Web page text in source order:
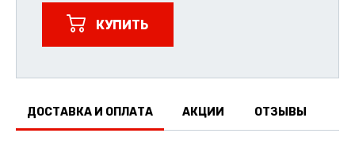
КУПИТЬ
ДОСТАВКА И ОПЛАТА АКЦИИ ОТЗЫВЫ